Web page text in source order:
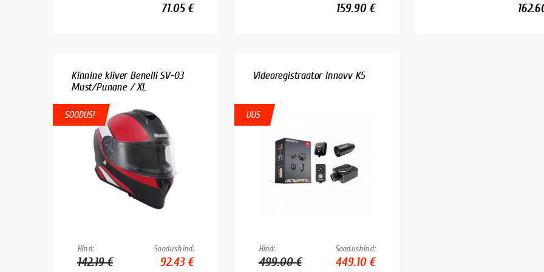
71.05 € 159.90 €
Kinnine kiiver Benelli SV-03
Must/Punane / XL
SOODUS!
Hind:
142.19 €
Soodushind:
92.43 €
Videoregistraator Innovv K5
UUS
Hind:
499.00 €
Soodushind:
449.10 €